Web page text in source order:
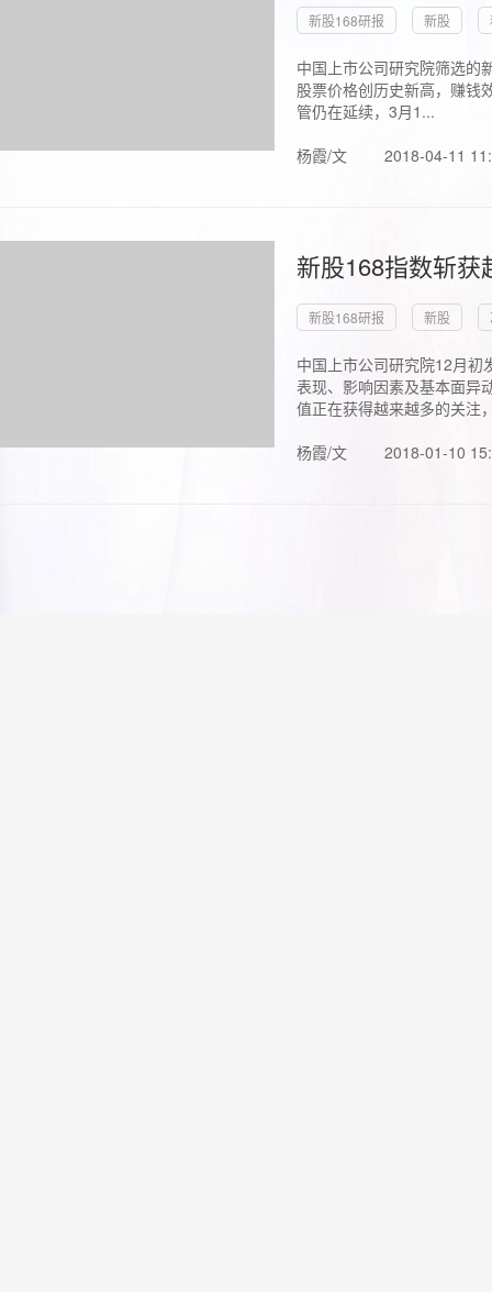
新股168研报 新股
中国上市公司研究院筛选的
股票价格创历史新高，赚钱
管仍在延续，3月1...
杨霞/文
2018-04-11
新股168指数斩
新股168研报 新股
中国上市公司研究院12月初
表现、影响因素及基本面异
值正在获得越来越多的关注
杨霞/文
2018-01-10